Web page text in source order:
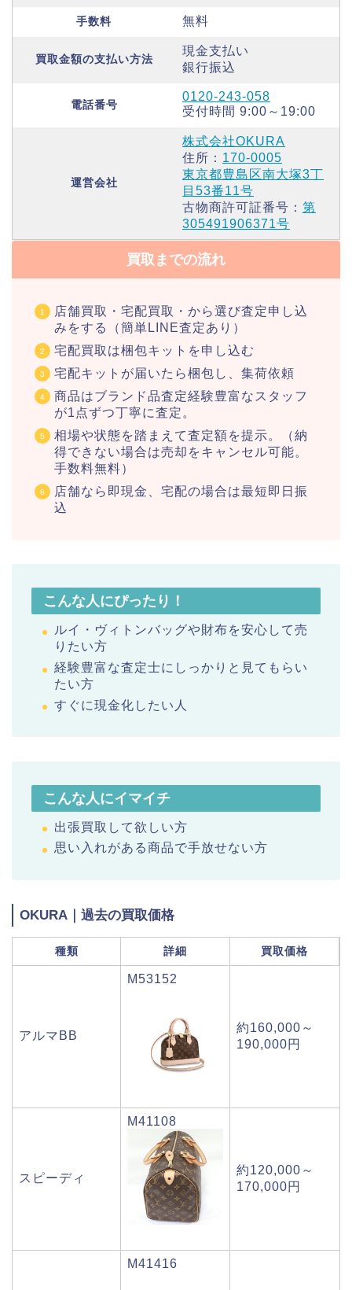
手数料 無料
買取金額の支払い方法
現金支払い
銀行振込
電話番号
0120-243-058
受付時間 9:00～19:00
運営会社
株式会社OKURA
住所： 170-0005
東京都豊島区南大塚3丁
目53番11号
古物商許可証番号： 第
305491906371号
買取までの流れ
店舗買取・宅配買取・から選び査定申し込
みをする（簡単LINE査定あり）
宅配買取は梱包キットを申し込む
宅配キットが届いたら梱包し、集荷依頼
商品はブランド品査定経験豊富なスタッフ
が1点ずつ丁寧に査定。
相場や状態を踏まえて査定額を提示。（納
得できない場合は売却をキャンセル可能。
手数料無料）
店舗なら即現金、宅配の場合は最短即日振
込
こんな人にぴったり！
ルイ・ヴィトンバッグや財布を安心して売
りたい方
経験豊富な査定士にしっかりと見てもらい
たい方
すぐに現金化したい人
こんな人にイマイチ
出張買取して欲しい方
思い入れがある商品で手放せない方
OKURA｜過去の買取価格
種類 詳細 買取価格
アルマBB
M53152
約160,000～
190,000円
スピーディ
M41108
約120,000～
170,000円
M41416